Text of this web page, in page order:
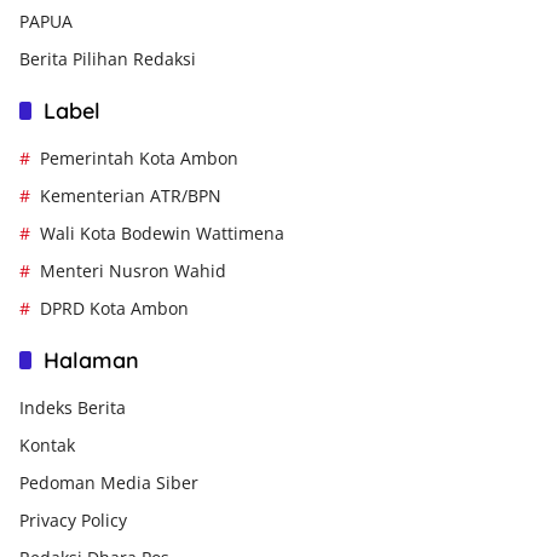
PAPUA
Berita Pilihan Redaksi
Label
Pemerintah Kota Ambon
Kementerian ATR/BPN
Wali Kota Bodewin Wattimena
Menteri Nusron Wahid
DPRD Kota Ambon
Halaman
Indeks Berita
Kontak
Pedoman Media Siber
Privacy Policy